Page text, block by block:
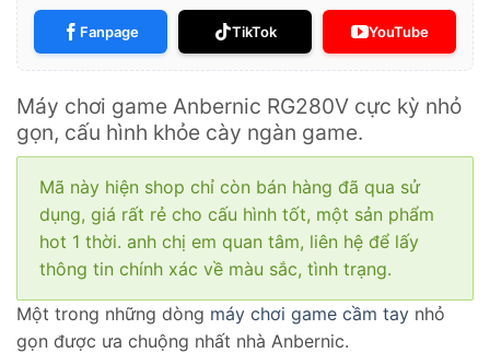
Fanpage TikTok YouTube
Máy chơi game Anbernic RG280V cực kỳ nhỏ
gọn, cấu hình khỏe cày ngàn game.
Mã này hiện shop chỉ còn bán hàng đã qua sử
dụng, giá rất rẻ cho cấu hình tốt, một sản phẩm
hot 1 thời. anh chị em quan tâm, liên hệ để lấy
thông tin chính xác về màu sắc, tình trạng.
Một trong những dòng máy chơi game cầm tay nhỏ
gọn được ưa chuộng nhất nhà Anbernic.